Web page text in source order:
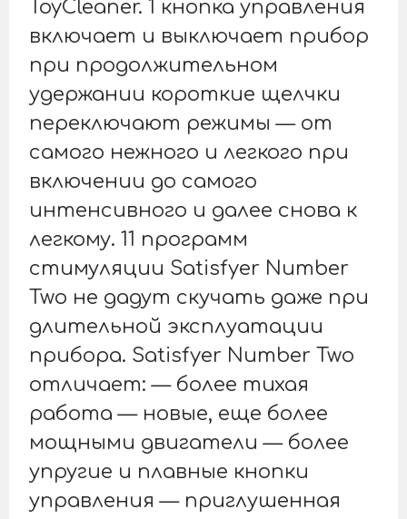
ToyCleaner. 1 кнопка управления
включает и выключает прибор
при продолжительном
удержании короткие щелчки
переключают режимы — от
самого нежного и легкого при
включении до самого
интенсивного и далее снова к
легкому. 11 программ
стимуляции Satisfyer Number
Two не дадут скучать даже при
длительной эксплуатации
прибора. Satisfyer Number Two
отличает: — более тихая
работа — новые, еще более
мощными двигатели — более
упругие и плавные кнопки
управления — приглушенная